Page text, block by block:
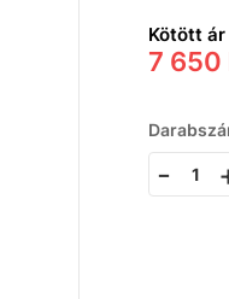
Kötött ár
7 650
-